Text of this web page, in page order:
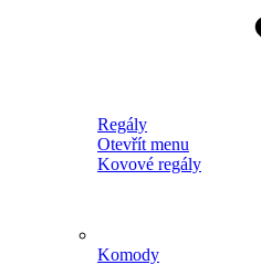
Regály
Otevřít menu
Kovové regály
Komody